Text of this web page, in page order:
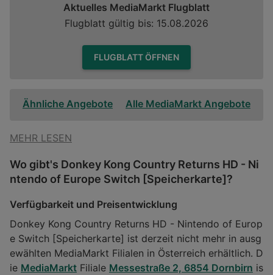
Aktuelles MediaMarkt Flugblatt
Flugblatt gültig bis: 15.08.2026
FLUGBLATT ÖFFNEN
Ähnliche Angebote Alle MediaMarkt Angebote
MEHR LESEN
Wo gibt's Donkey Kong Country Returns HD - Ni
ntendo of Europe Switch [Speicherkarte]?
Verfügbarkeit und Preisentwicklung
Donkey Kong Country Returns HD - Nintendo of Europ
e Switch [Speicherkarte] ist derzeit nicht mehr in ausg
ewählten MediaMarkt Filialen in Österreich erhältlich. D
ie MediaMarkt Filiale Messestraße 2, 6854 Dornbirn is